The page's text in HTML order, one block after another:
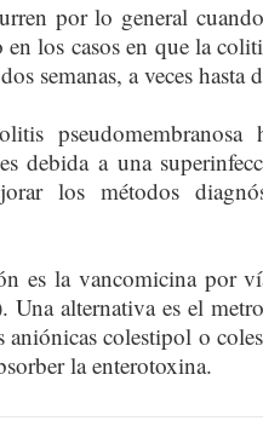
por lo general
los casos en que la
semanas, a veces hasta
debida a una
los métodos
es la vancomicina por
Una alternativa es el
colestipol o
la enterotoxina.